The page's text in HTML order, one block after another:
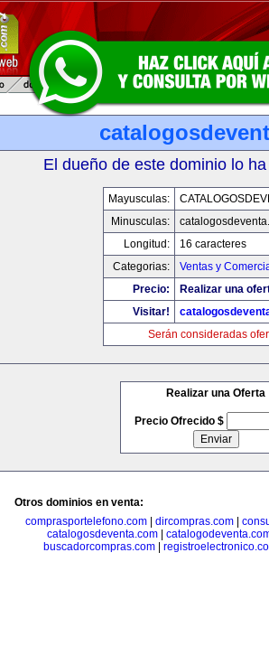
El dueño de este dominio lo
Mayusculas:
Minusculas:
Longitud:
16 caracteres
Categorias:
Ventas y
Precio:
Realizar una
Visitar!
Serán consideradas
Realizar una Oferta
Precio Ofrecido $
Otros dominios en venta:
comprasportelefono.com
dircompras.com
catalogosdeventa.com
buscadorcompras.com